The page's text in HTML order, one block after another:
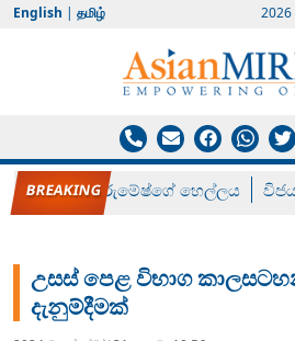
English | தமிழ்
රන් ගෙනා රුමේෂ්ගේ හෙල්ලය
උසස් පෙළ විභාග
දැනුම්දීමක්